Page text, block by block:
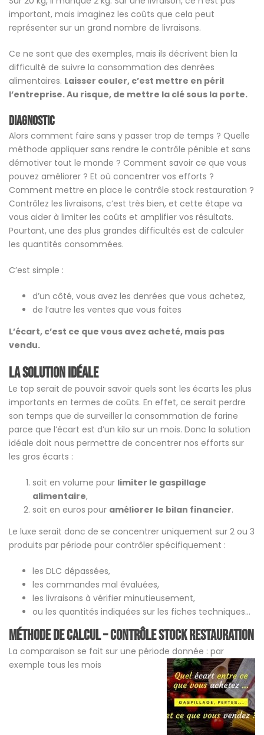
important, mais imaginez les coûts que cela peut
représenter sur un grand nombre de livraisons.
Ce ne sont que des exemples, mais ils décrivent bien la
difficulté de suivre la consommation des denrées
alimentaires. Laisser couler, c’est mettre en péril
l’entreprise. Au risque, de mettre la clé sous la porte.
Diagnostic
Alors comment faire sans y passer trop de temps ? Quelle
méthode appliquer sans rendre le contrôle pénible et sans
démotiver tout le monde ? Comment savoir ce que vous
pouvez améliorer ? Et où concentrer vos efforts ?
Comment mettre en place le contrôle stock restauration ?
Contrôlez les livraisons, c’est très bien, et cette étape va
vous aider à limiter les coûts et amplifier vos résultats.
Pourtant, une des plus grandes difficultés est de calculer
les quantités consommées.
C’est simple :
d’un côté, vous avez les denrées que vous achetez,
de l’autre les ventes que vous faites
L’écart, c’est ce que vous avez acheté, mais pas
vendu.
La solution idéale
Le top serait de pouvoir savoir quels sont les écarts les plus
importants en termes de coûts. En effet, ce serait perdre
son temps que de surveiller la consommation de farine
parce que l’écart est d’un kilo sur un mois. Donc la solution
idéale doit nous permettre de concentrer nos efforts sur
les gros écarts :
soit en volume pour limiter le gaspillage
alimentaire,
soit en euros pour améliorer le bilan financier.
Le luxe serait donc de se concentrer uniquement sur 2 ou 3
produits par période pour contrôler spécifiquement :
les DLC dépassées,
les commandes mal évaluées,
les livraisons à vérifier minutieusement,
ou les quantités indiquées sur les fiches techniques…
Méthode de calcul – Contrôle stock restauration
La comparaison se fait sur une période donnée : par
exemple tous les mois